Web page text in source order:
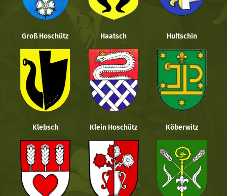
Groß Hoschütz Haatsch Hultschin
Klebsch Klein Hoschütz Köberwitz